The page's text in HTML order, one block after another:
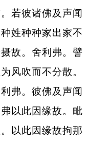
若彼诸佛及声闻
姓种种家出家不
故。舍利弗。譬
风吹而不分散。
弗。彼佛及声闻
以此因缘故。毗
以此因缘故拘那